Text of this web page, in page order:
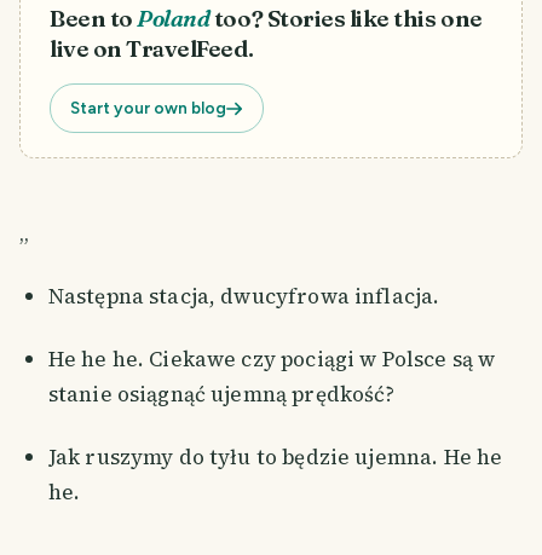
Been toPolandtoo? Stories like this one
live on TravelFeed.
Start your own blog
„
Następna stacja, dwucyfrowa inflacja.
He he he. Ciekawe czy pociągi w Polsce są w
stanie osiągnąć ujemną prędkość?
Jak ruszymy do tyłu to będzie ujemna. He he
he.